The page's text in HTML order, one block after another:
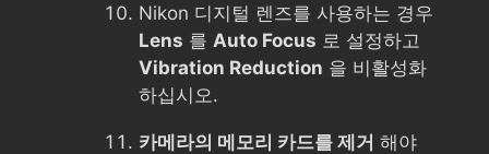
Nikon 디지털 렌즈를 사용하는 경우
Lens 를 Auto Focus 로 설정하고
Vibration Reduction 을 비활성화
하십시오.
카메라의 메모리 카드를 제거 해야